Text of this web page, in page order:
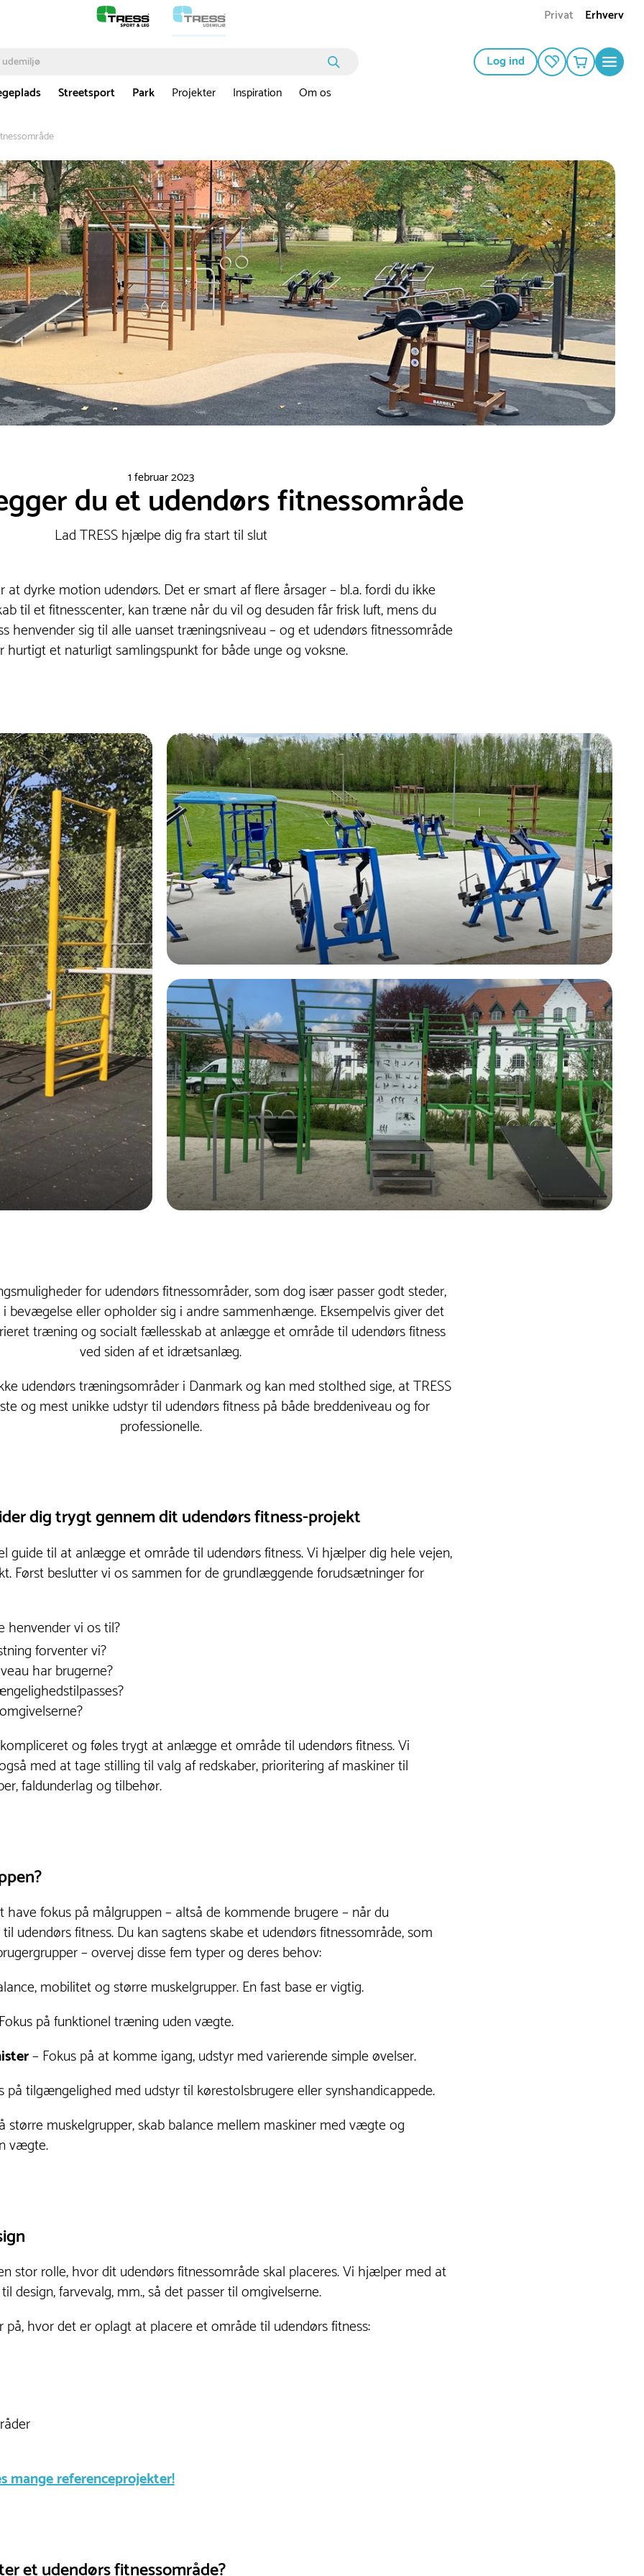
Privat Erhverv
Log ind
Streetsport Park Projekter Inspiration Om os
1 februar 2023
du et udendørs fitnessområde
Lad TRESS hjælpe dig fra start til slut
dyrke motion udendørs. Det er smart af flere årsager – bl.a. fordi du ikke
til et fitnesscenter, kan træne når du vil og desuden får frisk luft, mens du
henvender sig til alle uanset træningsniveau – og et udendørs fitnessområde
hurtigt et naturligt samlingspunkt for både unge og voksne.
for udendørs fitnessområder, som dog især passer godt steder,
bevægelse eller opholder sig i andre sammenhænge. Eksempelvis giver det
træning og socialt fællesskab at anlægge et område til udendørs fitness
ved siden af et idrætsanlæg.
udendørs træningsområder i Danmark og kan med stolthed sige, at TRESS
og mest unikke udstyr til udendørs fitness på både breddeniveau og for
professionelle.
dig trygt gennem dit udendørs fitness-projekt
guide til at anlægge et område til udendørs fitness. Vi hjælper dig hele vejen,
Først beslutter vi os sammen for de grundlæggende forudsætninger for
henvender vi os til?
forventer vi?
har brugerne?
og føles trygt at anlægge et område til udendørs fitness. Vi
med at tage stilling til valg af redskaber, prioritering af maskiner til
faldunderlag og tilbehør.
fokus på målgruppen – altså de kommende brugere – når du
udendørs fitness. Du kan sagtens skabe et udendørs fitnessområde, som
– overvej disse fem typer og deres behov:
mobilitet og større muskelgrupper. En fast base er vigtig.
på funktionel træning uden vægte.
– Fokus på at komme igang, udstyr med varierende simple øvelser.
på tilgængelighed med udstyr til kørestolsbrugere eller synshandicappede.
større muskelgrupper, skab balance mellem maskiner med vægte og
vægte.
stor rolle, hvor dit udendørs fitnessområde skal placeres. Vi hjælper med at
design, farvevalg, mm., så det passer til omgivelserne.
hvor det er oplagt at placere et område til udendørs fitness:
mange referenceprojekter!